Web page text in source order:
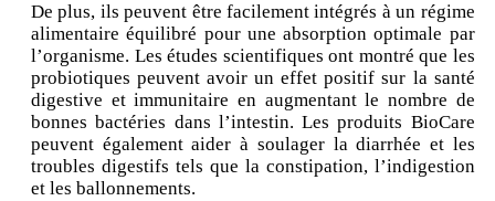
De plus, ils peuvent être facilement intégrés à un régime
alimentaire équilibré pour une absorption optimale par
l’organisme. Les études scientifiques ont montré que les
probiotiques peuvent avoir un effet positif sur la santé
digestive et immunitaire en augmentant le nombre de
bonnes bactéries dans l’intestin. Les produits BioCare
peuvent également aider à soulager la diarrhée et les
troubles digestifs tels que la constipation, l’indigestion
et les ballonnements.